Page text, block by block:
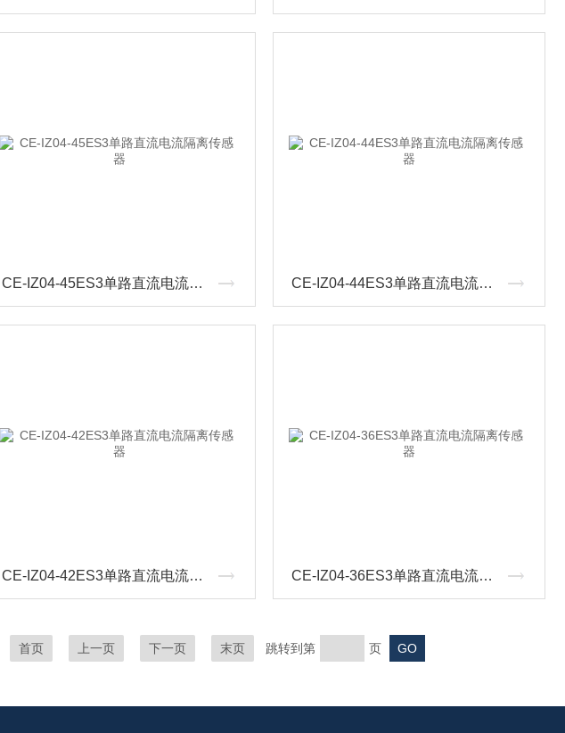
CE-IZ04-45ES3单路直流电流隔离传感器 CE-IZ04-44ES3单路直流电流隔离传感器
CE-IZ04-42ES3单路直流电流隔离传感器 CE-IZ04-36ES3单路直流电流隔离传感器
首页 上一页 下一页 末页 跳转到第 页